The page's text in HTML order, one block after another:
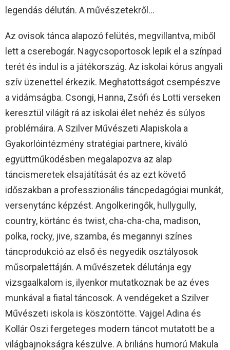
legendás délután. A művészetekről…
Az ovisok tánca alapozó felütés, megvillantva, miből
lett a cserebogár. Nagycsoportosok lepik el a színpad
terét és indul is a játékország. Az iskolai kórus angyali
szív üzenettel érkezik. Meghatottságot csempészve
a vidámságba. Csongi, Hanna, Zsófi és Lotti verseken
keresztül világít rá az iskolai élet nehéz és súlyos
problémáira. A Szilver Művészeti Alapiskola a
Gyakorlóintézmény stratégiai partnere, kiváló
együttműködésben megalapozva az alap
táncismeretek elsajátítását és az ezt követő
időszakban a professzionális táncpedagógiai munkát,
versenytánc képzést. Angolkeringők, hullygully,
country, körtánc és twist, cha-cha-cha, madison,
polka, rocky, jive, szamba, és megannyi színes
táncprodukció az első és negyedik osztályosok
műsorpalettáján. A művészetek délutánja egy
vizsgaalkalom is, ilyenkor mutatkoznak be az éves
munkával a fiatal táncosok. A vendégeket a Szilver
Művészeti iskola is köszöntötte. Vajgel Adina és
Kollár Oszi fergeteges modern táncot mutatott be a
világbajnokságra készülve. A briliáns humorú Makula